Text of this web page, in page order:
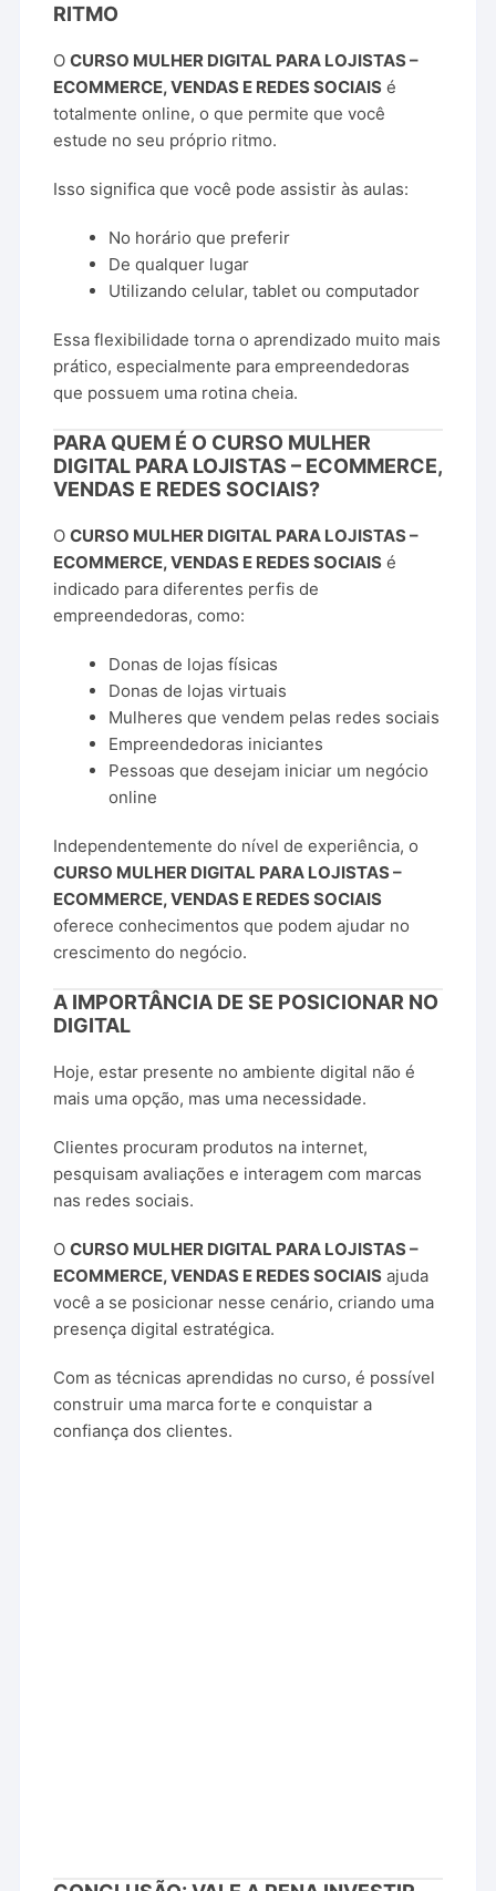
RITMO
OCURSO MULHER DIGITAL PARA LOJISTAS –
ECOMMERCE, VENDAS E REDES SOCIAIS é
totalmente online, o que permite que você
estude no seu próprio ritmo.
Isso significa que você pode assistir às aulas:
No horário que preferir
De qualquer lugar
Utilizando celular, tablet ou computador
Essa flexibilidade torna o aprendizado muito mais
prático, especialmente para empreendedoras
que possuem uma rotina cheia.
PARA QUEM É O CURSO MULHER
DIGITAL PARA LOJISTAS – ECOMMERCE,
VENDAS E REDES SOCIAIS?
OCURSO MULHER DIGITAL PARA LOJISTAS –
ECOMMERCE, VENDAS E REDES SOCIAIS é
indicado para diferentes perfis de
empreendedoras, como:
Donas de lojas físicas
Donas de lojas virtuais
Mulheres que vendem pelas redes sociais
Empreendedoras iniciantes
Pessoas que desejam iniciar um negócio
online
Independentemente do nível de experiência, o
CURSO MULHER DIGITAL PARA LOJISTAS –
ECOMMERCE, VENDAS E REDES SOCIAIS
oferece conhecimentos que podem ajudar no
crescimento do negócio.
A IMPORTÂNCIA DE SE POSICIONAR NO
DIGITAL
Hoje, estar presente no ambiente digital não é
mais uma opção, mas uma necessidade.
Clientes procuram produtos na internet,
pesquisam avaliações e interagem com marcas
nas redes sociais.
OCURSO MULHER DIGITAL PARA LOJISTAS –
ECOMMERCE, VENDAS E REDES SOCIAIS ajuda
você a se posicionar nesse cenário, criando uma
presença digital estratégica.
Com as técnicas aprendidas no curso, é possível
construir uma marca forte e conquistar a
confiança dos clientes.